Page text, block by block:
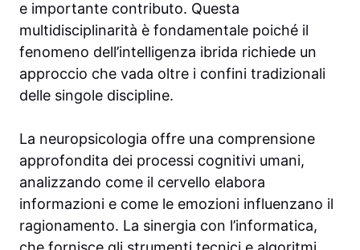
e importante contributo. Questa
multidisciplinarità è fondamentale poiché il
fenomeno dell’intelligenza ibrida richiede un
approccio che vada oltre i confini tradizionali
delle singole discipline.
La neuropsicologia offre una comprensione
approfondita dei processi cognitivi umani,
analizzando come il cervello elabora
informazioni e come le emozioni influenzano il
ragionamento. La sinergia con l’informatica,